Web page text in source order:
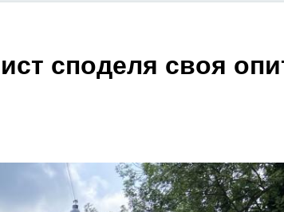
споделя своя